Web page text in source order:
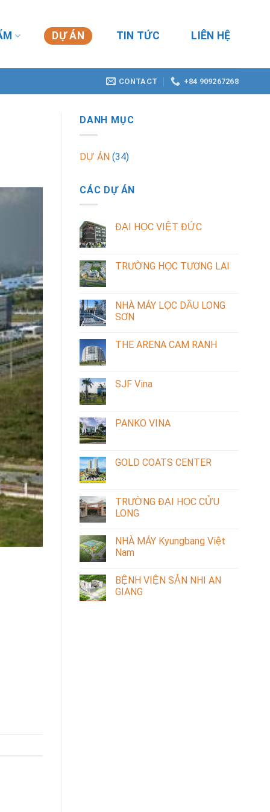
DỰ ÁN TIN TỨC LIÊN HỆ
CONTACT +84 909267268
DANH MỤC
DỰ ÁN (34)
CÁC DỰ ÁN
ĐẠI HỌC VIỆT ĐỨC
TRƯỜNG HỌC TƯƠNG LAI
NHÀ MÁY LỌC DẦU LONG
SƠN
THE ARENA CAM RANH
SJF Vina
PANKO VINA
GOLD COATS CENTER
TRƯỜNG ĐẠI HỌC CỬU
LONG
NHÀ MÁY Kyungbang Việt
Nam
BỆNH VIỆN SẢN NHI AN
GIANG